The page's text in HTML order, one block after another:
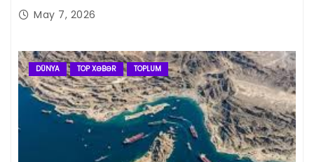
May 7, 2026
DÜNYA TOP XƏBƏR TOPLUM